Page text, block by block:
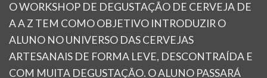
O WORKSHOP DE DEGUSTAÇÃO DE CERVEJA DE
A A Z TEM COMO OBJETIVO INTRODUZIR O
ALUNO NO UNIVERSO DAS CERVEJAS
ARTESANAIS DE FORMA LEVE, DESCONTRAÍDA E
COM MUITA DEGUSTAÇÃO. O ALUNO PASSARÁ